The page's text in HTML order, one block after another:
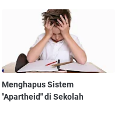
Menghapus Sistem
"Apartheid" di Sekolah